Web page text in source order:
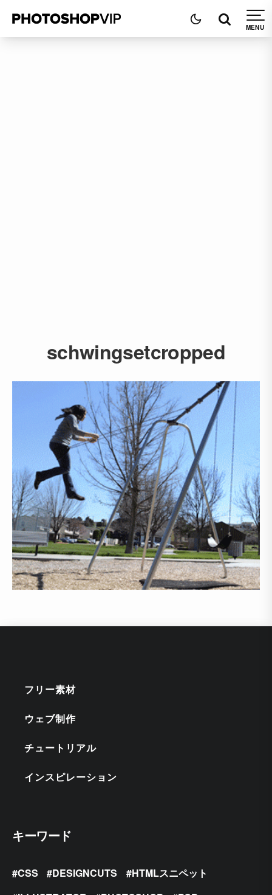
schwingsetcropped
フリー素材
ウェブ制作
チュートリアル
インスピレーション
キーワード
CSS DESIGNCUTS
HTMLスニペット